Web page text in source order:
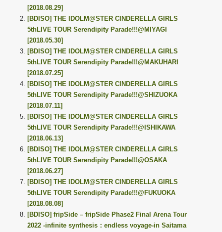
[2018.08.29]
[BDISO] THE IDOLM@STER CINDERELLA GIRLS
5thLIVE TOUR Serendipity Parade!!!@MIYAGI
[2018.05.30]
[BDISO] THE IDOLM@STER CINDERELLA GIRLS
5thLIVE TOUR Serendipity Parade!!!@MAKUHARI
[2018.07.25]
[BDISO] THE IDOLM@STER CINDERELLA GIRLS
5thLIVE TOUR Serendipity Parade!!!@SHIZUOKA
[2018.07.11]
[BDISO] THE IDOLM@STER CINDERELLA GIRLS
5thLIVE TOUR Serendipity Parade!!!@ISHIKAWA
[2018.06.13]
[BDISO] THE IDOLM@STER CINDERELLA GIRLS
5thLIVE TOUR Serendipity Parade!!!@OSAKA
[2018.06.27]
[BDISO] THE IDOLM@STER CINDERELLA GIRLS
5thLIVE TOUR Serendipity Parade!!!@FUKUOKA
[2018.08.08]
[BDISO] fripSide – fripSide Phase2 Final Arena Tour
2022 -infinite synthesis：endless voyage-in Saitama